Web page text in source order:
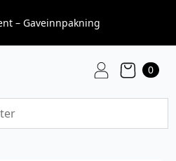
– Gaveinnpakning
0